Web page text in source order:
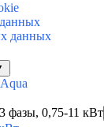
данных
фазы, 0,75-11 кВт